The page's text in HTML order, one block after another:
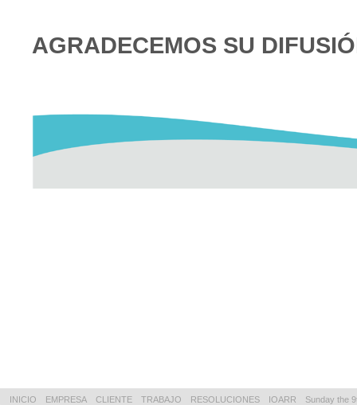
AGRADECEMOS SU
INICIO EMPRESA CLIENTE TRABAJO RESOLUCIONES IOARR Sunday the